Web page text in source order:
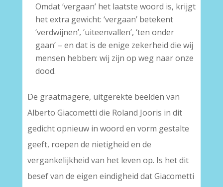
Omdat ‘vergaan’ het laatste woord is, krijgt
het extra gewicht: ‘vergaan’ betekent
‘verdwijnen’, ‘uiteenvallen’, ‘ten onder
gaan’ – en dat is de enige zekerheid die wij
mensen hebben: wij zijn op weg naar onze
dood.
De graatmagere, uitgerekte beelden van
Alberto Giacometti die Roland Jooris in dit
gedicht opnieuw in woord en vorm gestalte
geeft, roepen de nietigheid en de
vergankelijkheid van het leven op. Is het dit
besef van de eigen eindigheid dat Giacometti